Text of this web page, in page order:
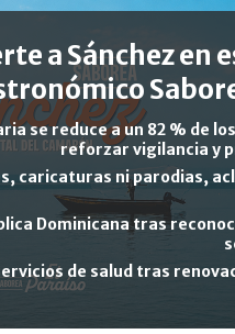
a Sánchez en
se reduce a un 82 % de
reforzar vigilancia y
caricaturas ni parodias,
Dominicana tras
de salud tras